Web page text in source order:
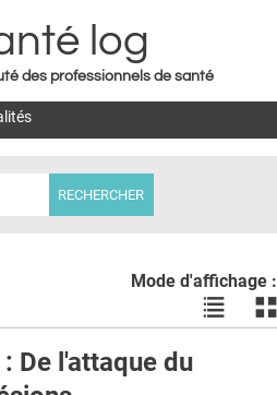
to navigation
log
des professionnels de santé
Mode d'affichage :
Voir
les
les
De l'attaque du